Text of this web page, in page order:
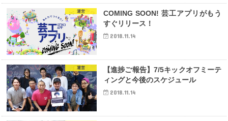
運営
COMING SOON! 芸工アプリがもう
すぐリリース！
2018.11.14
運営
【進捗ご報告】7/5キックオフミーテ
ィングと今後のスケジュール
2018.11.14